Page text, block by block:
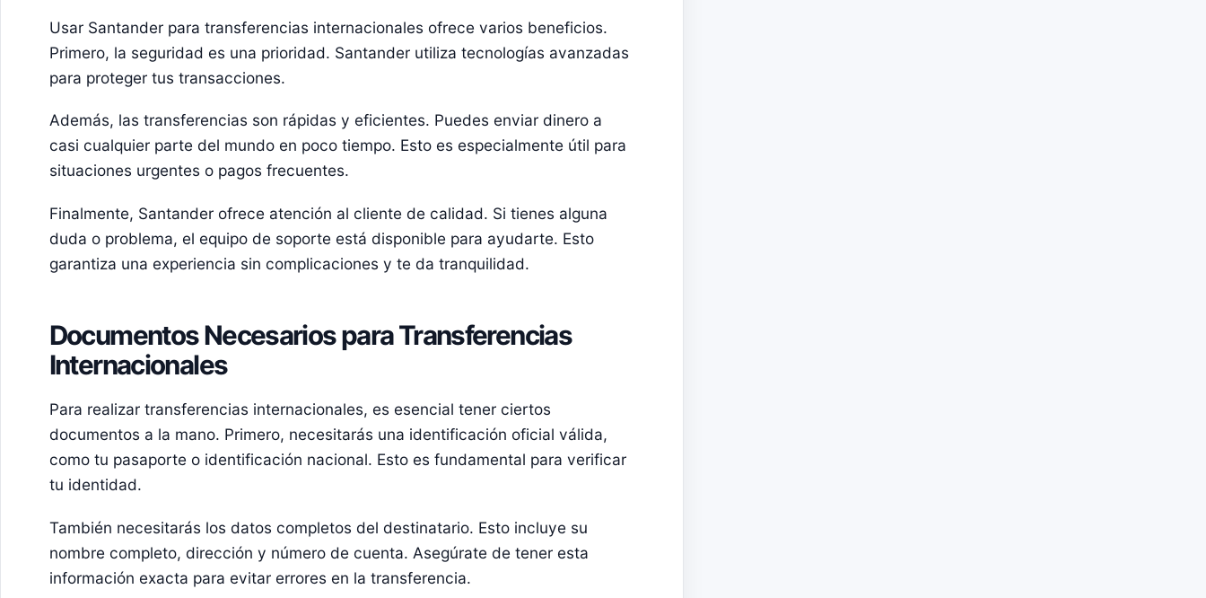
Usar Santander para transferencias internacionales ofrece varios beneficios.
Primero, la seguridad es una prioridad. Santander utiliza tecnologías avanzadas
para proteger tus transacciones.
Además, las transferencias son rápidas y eficientes. Puedes enviar dinero a
casi cualquier parte del mundo en poco tiempo. Esto es especialmente útil para
situaciones urgentes o pagos frecuentes.
Finalmente, Santander ofrece atención al cliente de calidad. Si tienes alguna
duda o problema, el equipo de soporte está disponible para ayudarte. Esto
garantiza una experiencia sin complicaciones y te da tranquilidad.
Documentos Necesarios para Transferencias
Internacionales
Para realizar transferencias internacionales, es esencial tener ciertos
documentos a la mano. Primero, necesitarás una identificación oficial válida,
como tu pasaporte o identificación nacional. Esto es fundamental para verificar
tu identidad.
También necesitarás los datos completos del destinatario. Esto incluye su
nombre completo, dirección y número de cuenta. Asegúrate de tener esta
información exacta para evitar errores en la transferencia.